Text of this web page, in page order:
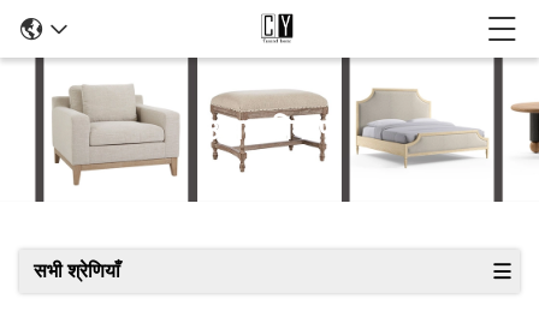
उत्पाद विवरण
सभी श्रेणियाँ